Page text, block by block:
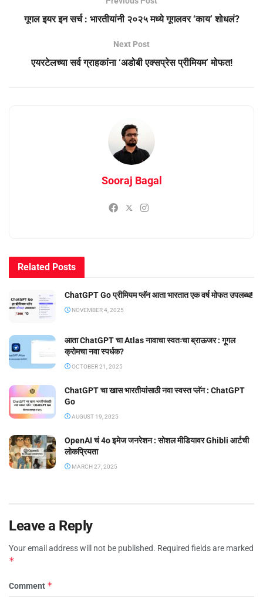
गूगल इयर इन सर्च : भारतीयांनी २०२५ मध्ये गूगलवर ‘काय’ शोधलं?
Next Post
एयरटेलच्या सर्व ग्राहकांना ‘अडोबी एक्सप्रेस प्रीमियम’ मोफत!
Sooraj Bagal
Related Posts
ChatGPT Go प्रीमियम प्लॅन आता भारतात एक वर्ष मोफत उपलब्ध!
NOVEMBER 4, 2025
आता ChatGPT चा Atlas नावाचा स्वतःचा ब्राऊजर : गूगल
क्रोमचा नवा स्पर्धक?
OCTOBER 21, 2025
ChatGPT चा खास भारतीयांसाठी नवा स्वस्त प्लॅन : ChatGPT
Go
AUGUST 19, 2025
OpenAI चं 4o इमेज जनरेशन : सोशल मीडियावर Ghibli आर्टची
लोकप्रियता
MARCH 27, 2025
Leave a Reply
Your email address will not be published. Required fields are marked
*
Comment *